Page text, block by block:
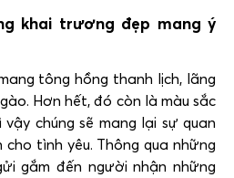
khai trương đẹp mang ý
tông hồng thanh lịch, lãng
Hơn hết, đó còn là màu sắc
chúng sẽ mang lại sự quan
tình yêu. Thông qua những
gắm đến người nhận những